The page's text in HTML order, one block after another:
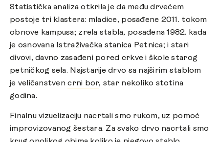
Statistička analiza otkrila je da među drvećem
postoje tri klastera: mladice, posađene 2011. tokom
obnove kampusa; zrela stabla, posađena 1982. kada
je osnovana Istraživačka stanica Petnica; i stari
divovi, davno zasađeni pored crkve i škole starog
petničkog sela. Najstarije drvo sa najširim stablom
je veličanstvencrni bor, star nekoliko stotina
godina.
Finalnu vizuelizaciju nacrtali smo rukom, uz pomoć
improvizovanog šestara. Za svako drvo nacrtali smo